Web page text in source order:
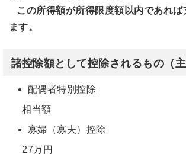
この所得額が所得限度額以内であれば
ます。
諸控除額として控除されるもの（主
配偶者特別控除
相当額
寡婦（寡夫）控除
27万円